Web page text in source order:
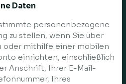
Daten
personenbezogene
zu stellen, wenn Sie über
oder mithilfe einer mobilen
einrichten, einschließlich
Anschrift, Ihrer E-Mail-
Ihres